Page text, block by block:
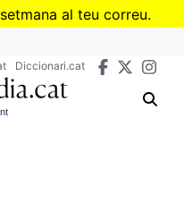
al teu correu.
de Divulcat
Diccionari.cat